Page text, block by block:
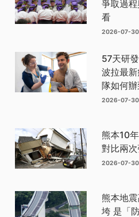
爭取過
看
2026-07-
57天研
波拉最
隊如何辦
2026-07-
熊本10
對比兩
2026-07-30
熊本地
垮 是「